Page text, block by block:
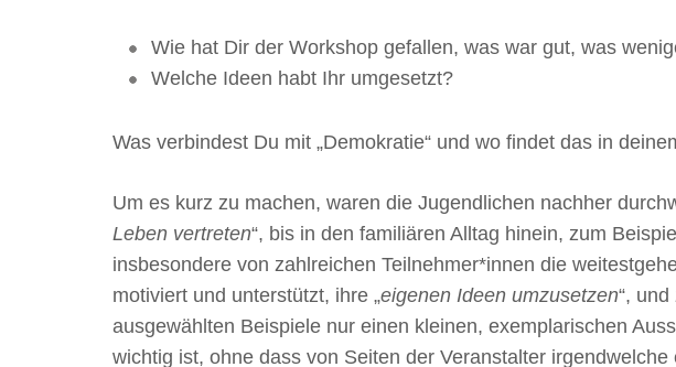
Wie hat Dir der Workshop gefallen, was war gut, was
Welche Ideen habt Ihr umgesetzt?
Was verbindest Du mit „Demokratie“ und wo findet das in
Um es kurz zu machen, waren die Jugendlichen nachher
Leben vertreten“, bis in den familiären Alltag hinein, zum
insbesondere von zahlreichen Teilnehmer*innen die
motiviert und unterstützt, ihre „eigenen Ideen umzusetzen“,
ausgewählten Beispiele nur einen kleinen, exemplarischen
wichtig ist, ohne dass von Seiten der Veranstalter